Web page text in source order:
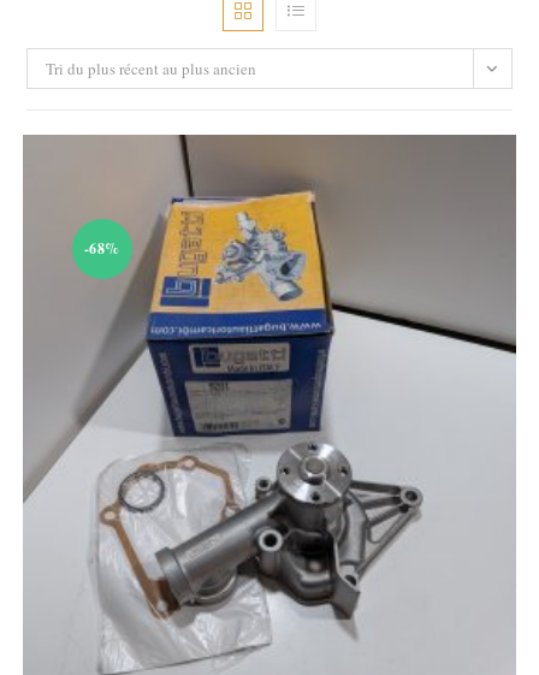
Tri du plus récent au plus ancien
-68%